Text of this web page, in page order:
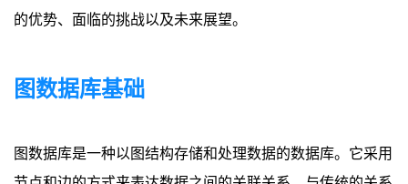
的优势、面临的挑战以及未来展望。
图数据库基础
图数据库是一种以图结构存储和处理数据的数据库。它采用